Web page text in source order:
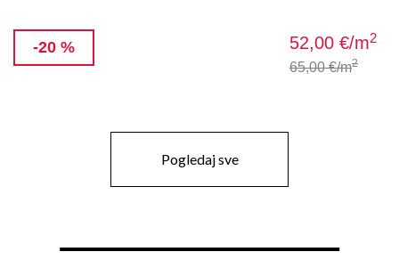
-20 % 52,00 €/m2
65,00 €/m2
Pogledaj sve